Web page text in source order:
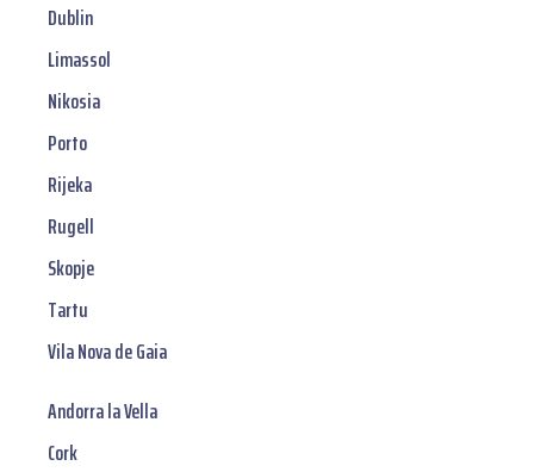
Dublin
Limassol
Nikosia
Porto
Rijeka
Rugell
Skopje
Tartu
Vila Nova de Gaia
Andorra la Vella
Cork